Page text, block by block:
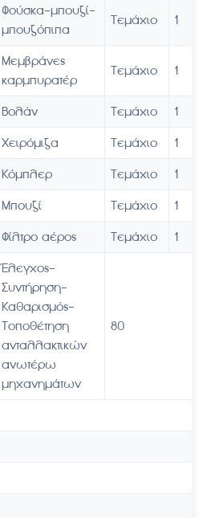
Φούσκα-μπουζί-
μπουζόπιπα
Τεμάχιο 1
Μεμβράνες
καρμπυρατέρ
Τεμάχιο 1
Βολάν Τεμάχιο 1
Χειρόμιζα Τεμάχιο 1
Κόμπλερ Τεμάχιο 1
Μπουζί Τεμάχιο 1
Φίλτρο αέρος Τεμάχιο 1
Έλεγχος-
Συντήρηση-
Καθαρισμός-
Τοποθέτηση
ανταλλακτικών
ανωτέρω
μηχανημάτων
80